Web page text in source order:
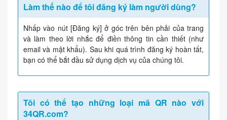
Làm thế nào để tôi đăng ký làm người dùng?
Nhấp vào nút [Đăng ký] ở góc trên bên phải của trang
và làm theo lời nhắc để điền thông tin cần thiết (như
email và mật khẩu). Sau khi quá trình đăng ký hoàn tất,
bạn có thể bắt đầu sử dụng dịch vụ của chúng tôi.
Tôi có thể tạo những loại mã QR nào với
34QR.com?